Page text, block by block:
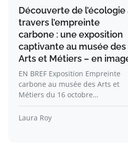
Découverte de l’écologie
travers l’empreinte
carbone : une exposition
captivante au musée des
Arts et Métiers – en
EN BREF Exposition Empreinte
carbone au musée des Arts et
Métiers du 16 octobre…
Laura Roy